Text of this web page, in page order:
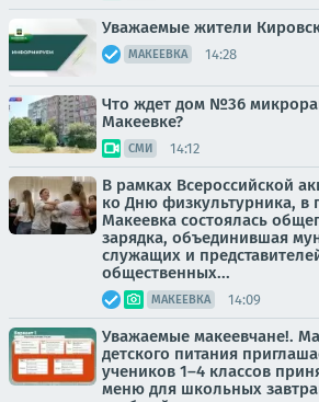
Уважаемые жители
МАКЕЕВКА 14:28
Что ждет дом №36
Макеевке?
СМИ 14:12
В рамках Всероссийской
ко Дню физкультурника, в
Макеевка состоялась
зарядка, объединившая
служащих и
общественных...
МАКЕЕВКА 14:09
Уважаемые макеевчане!.
детского питания
учеников 1–4 классов
меню для школьных